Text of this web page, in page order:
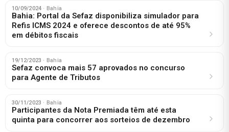
10/09/2024 · Bahia
Bahia: Portal da Sefaz disponibiliza simulador para
Refis ICMS 2024 e oferece descontos de até 95%
em débitos fiscais
19/12/2023 · Bahia
Sefaz convoca mais 57 aprovados no concurso
para Agente de Tributos
30/11/2023 · Bahia
Participantes da Nota Premiada têm até esta
quinta para concorrer aos sorteios de dezembro